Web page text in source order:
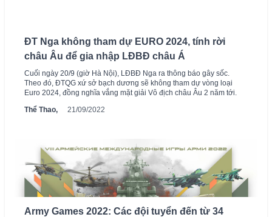
ĐT Nga không tham dự EURO 2024, tính rời
châu Âu để gia nhập LĐBĐ châu Á
Cuối ngày 20/9 (giờ Hà Nội), LĐBĐ Nga ra thông báo gây sốc.
Theo đó, ĐTQG xứ sở bạch dương sẽ không tham dự vòng loại
Euro 2024, đồng nghĩa vắng mặt giải Vô địch châu Âu 2 năm tới.
Thể Thao,
21/09/2022
Army Games 2022: Các đội tuyển đến từ 34